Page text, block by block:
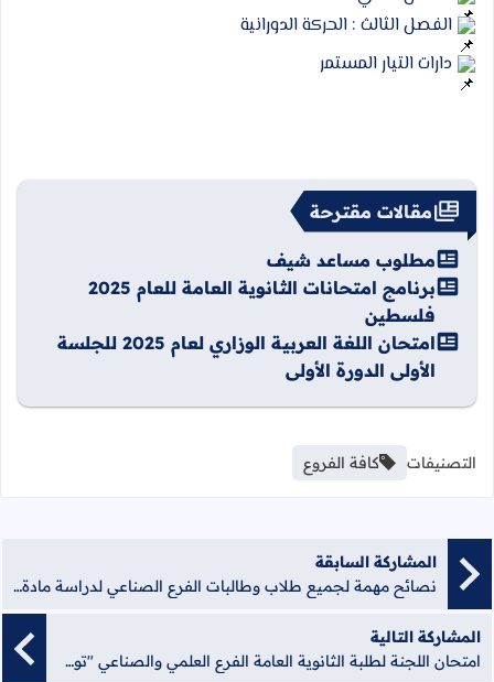
الفصل الثالث : الحركة الدورانية
دارات التيار المستمر
مقالات مقترحة
مطلوب مساعد شيف
برنامج امتحانات الثانوية العامة للعام 2025
فلسطين
امتحان اللغة العربية الوزاري لعام 2025 للجلسة
الأولى الدورة الأولى
التصنيفات كافة الفروع
المشاركة السابقة
نصائح مهمة لجميع طلاب وطالبات الفرع الصناعي لدراسة مادة الفيزياء
المشاركة التالية
امتحان اللجنة لطلبة الثانوية العامة الفرع العلمي والصناعي "توجيهي فلسطين 2020" في مادة الفيزياء مع الاجابات